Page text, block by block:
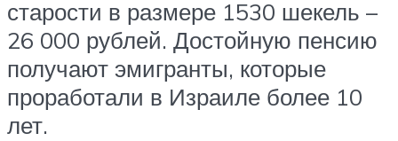
старости в размере 1530 шекель –
26 000 рублей. Достойную пенсию
получают эмигранты, которые
проработали в Израиле более 10
лет.